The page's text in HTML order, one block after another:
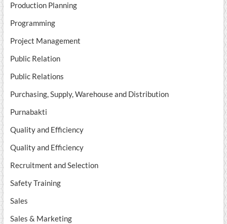
Production Planning
Programming
Project Management
Public Relation
Public Relations
Purchasing, Supply, Warehouse and Distribution
Purnabakti
Quality and Efficiency
Quality and Efficiency
Recruitment and Selection
Safety Training
Sales
Sales & Marketing